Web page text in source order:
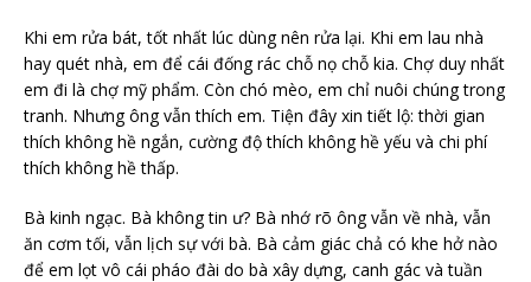
Khi em rửa bát, tốt nhất lúc dùng nên rửa lại. Khi em lau nhà
hay quét nhà, em để cái đống rác chỗ nọ chỗ kia. Chợ duy nhất
em đi là chợ mỹ phẩm. Còn chó mèo, em chỉ nuôi chúng trong
tranh. Nhưng ông vẫn thích em. Tiện đây xin tiết lộ: thời gian
thích không hề ngắn, cường độ thích không hề yếu và chi phí
thích không hề thấp.
Bà kinh ngạc. Bà không tin ư? Bà nhớ rõ ông vẫn về nhà, vẫn
ăn cơm tối, vẫn lịch sự với bà. Bà cảm giác chả có khe hở nào
để em lọt vô cái pháo đài do bà xây dựng, canh gác và tuần